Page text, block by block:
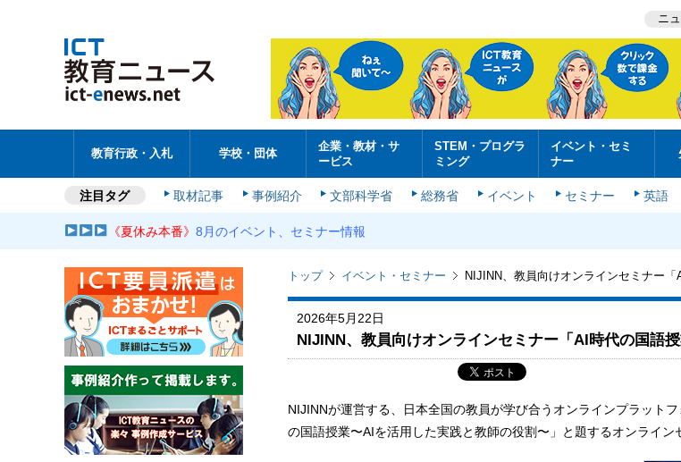
ニ
教育行政・入札 学校・団体
企業・教材・サ
ービス
STEM・プログラ
ミング
イベント・セミ
ナー
注目タグ 取材記事 事例紹介 文部科学省 総務省 イベント セミナー 英語
《夏休み本番》8月のイベント、セミナー情報
トップ イベント・セミナー NIJINN、教員向けオンラインセミナー
2026年5月22日
NIJINN、教員向けオンラインセミナー「AI時代の国語
NIJINNが運営する、日本全国の教員が学び合うオンラインプラット
の国語授業〜AIを活用した実践と教師の役割〜」と題するオンライン